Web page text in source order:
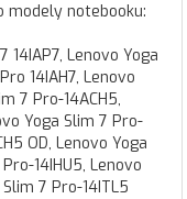
modely notebooku:
14IAP7, Lenovo Yoga
14IAH7, Lenovo
7 Pro-14ACH5,
Yoga Slim 7 Pro-
OD, Lenovo Yoga
14IHU5, Lenovo
7 Pro-14ITL5